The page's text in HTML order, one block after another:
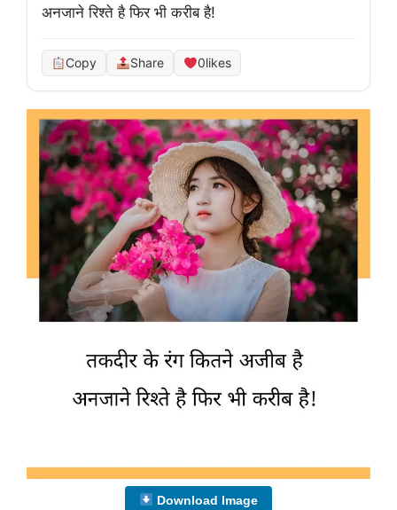
अनजाने रिश्ते है फिर भी करीब है!
Copy Share 0likes
Download Image